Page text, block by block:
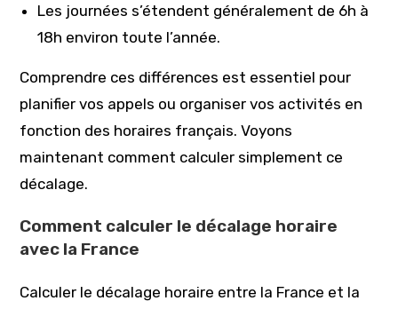
Les journées s’étendent généralement de 6h à
18h environ toute l’année.
Comprendre ces différences est essentiel pour
planifier vos appels ou organiser vos activités en
fonction des horaires français. Voyons
maintenant comment calculer simplement ce
décalage.
Comment calculer le décalage horaire
avec la France
Calculer le décalage horaire entre la France et la